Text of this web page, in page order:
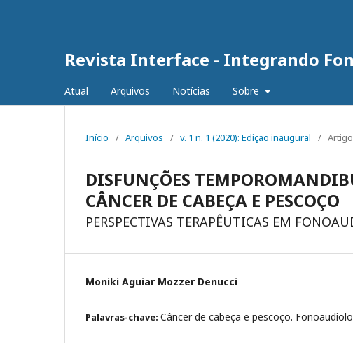
Revista Interface - Integrando
Atual Arquivos Notícias Sobre
Início / Arquivos / v. 1 n. 1 (2020): Edição inaugural /
DISFUNÇÕES
CÂNCER DE CABEÇA E PESCOÇO
PERSPECTIVAS TERAPÊUTICAS EM
Moniki Aguiar Mozzer Denucci
Palavras-chave: Câncer de cabeça e pescoço.